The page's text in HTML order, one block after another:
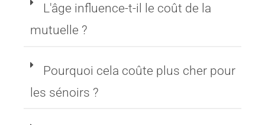
L'âge influence-t-il le coût de la
mutuelle ?
Pourquoi cela coûte plus cher pour
les sénoirs ?